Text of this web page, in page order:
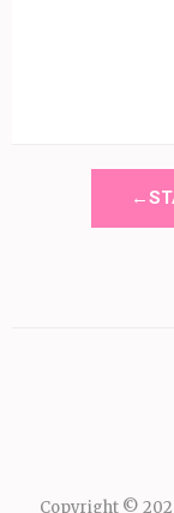
Copyright ©